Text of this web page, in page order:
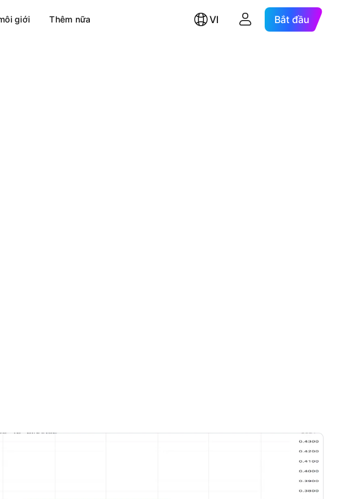
giới Thêm nữa VI Bắt đầu